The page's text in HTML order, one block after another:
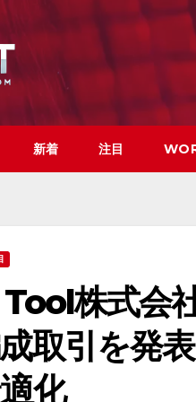
新着 注目
株式会
取引を発
化